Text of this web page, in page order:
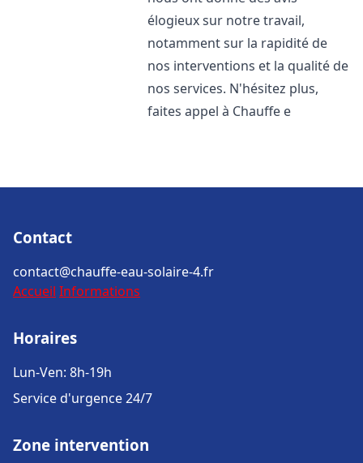
élogieux sur notre travail,
notamment sur la rapidité de
nos interventions et la qualité de
nos services. N'hésitez plus,
faites appel à Chauffe e
Contact
contact@chauffe-eau-solaire-4.fr
Accueil Informations
Horaires
Lun-Ven: 8h-19h
Service d'urgence 24/7
Zone intervention